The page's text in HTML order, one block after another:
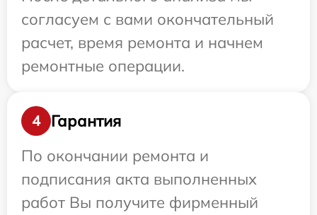
согласуем с вами окончательный
расчет, время ремонта и начнем
ремонтные операции.
4
Гарантия
По окончании ремонта и
подписания акта выполненных
работ Вы получите фирменный